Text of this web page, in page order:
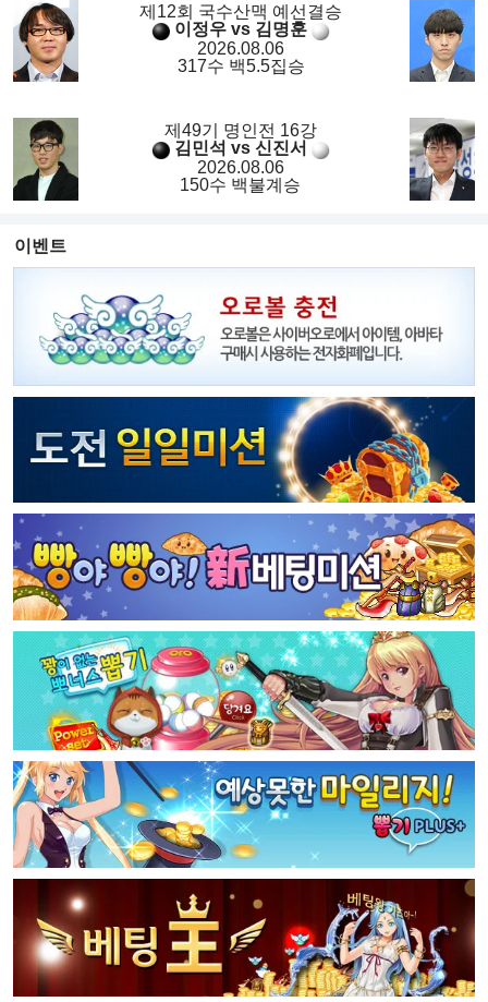
제12회 국수산맥 예선결승
이정우 vs 김명훈
2026.08.06
317수 백5.5집승
제49기 명인전 16강
김민석 vs 신진서
2026.08.06
150수 백불계승
이벤트